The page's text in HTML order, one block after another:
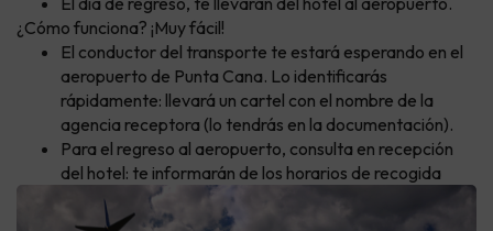
¿Cómo funciona? ¡Muy fácil!
El conductor del transporte te estará esperando en el
aeropuerto de Punta Cana. Lo identificarás
rápidamente: llevará un cartel con el nombre de la
agencia receptora (lo tendrás en la documentación).
Para el regreso al aeropuerto, consulta en recepción
del hotel: te informarán de los horarios de recogida